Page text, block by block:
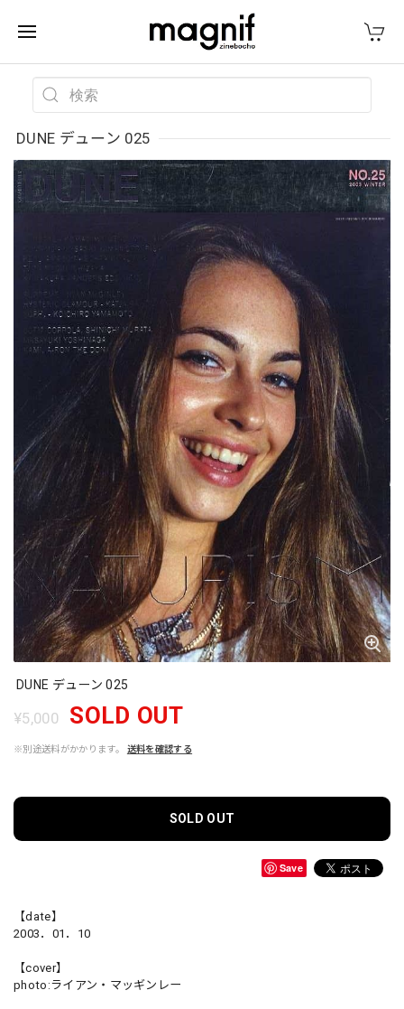
DUNE デューン 025
DUNE デューン 025
¥5,000 SOLD OUT
※別途送料がかかります。 送料を確認する
SOLD OUT
Save
【date】
2003．01．10
【cover】
photo:ライアン・マッギンレー